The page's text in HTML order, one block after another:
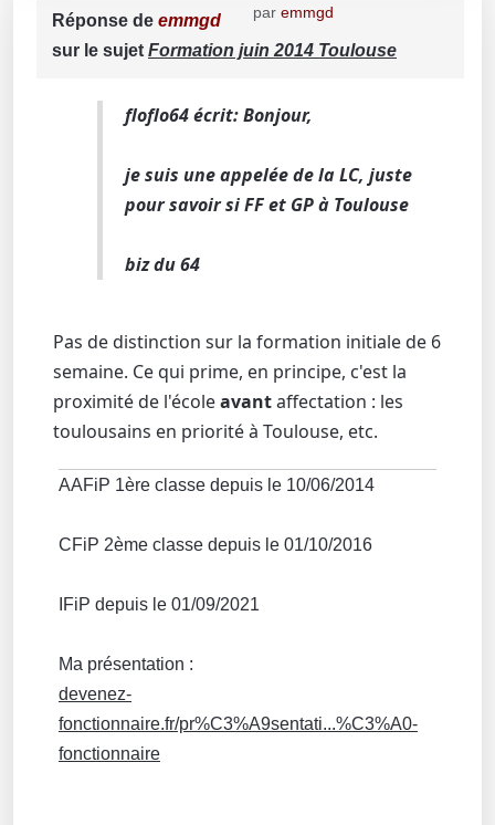
par emmgd
Réponse de emmgd
sur le sujet Formation juin 2014 Toulouse
floflo64 écrit: Bonjour,
je suis une appelée de la LC, juste
pour savoir si FF et GP à Toulouse
biz du 64
Pas de distinction sur la formation initiale de 6
semaine. Ce qui prime, en principe, c'est la
proximité de l'écoleavantaffectation : les
toulousains en priorité à Toulouse, etc.
AAFiP 1ère classe depuis le 10/06/2014
CFiP 2ème classe depuis le 01/10/2016
IFiP depuis le 01/09/2021
Ma présentation :
devenez-
fonctionnaire.fr/pr%C3%A9sentati...%C3%A0-
fonctionnaire